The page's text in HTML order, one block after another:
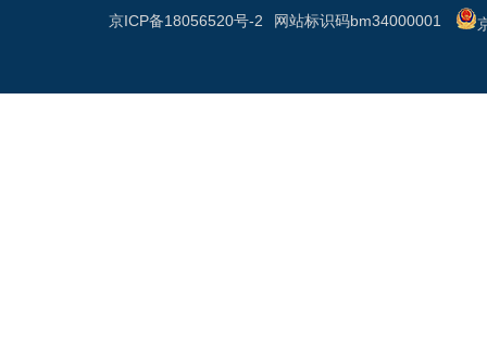
网站标识码bm34000001
京ICP备18056520号-2